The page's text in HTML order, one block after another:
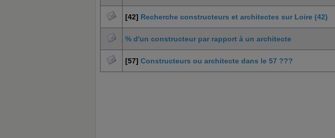
[42] Recherche constructeurs et architectes sur Loire (42)
% d'un constructeur par rapport à un architecte
[57] Constructeurs ou architecte dans le 57 ???